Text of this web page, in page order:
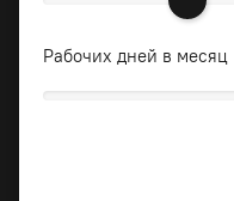
Рабочих дней в месяц